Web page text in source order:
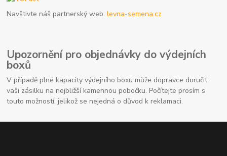
Navštivte náš partnerský web:levna-semena.cz
Upozornění pro objednávky do výdejních
boxů
V případě plné kapacity výdejního boxu může dopravce doručit
vaši zásilku na nejbližší kamennou pobočku. Počítejte prosím s
touto možností, jelikož se nejedná o důvod k reklamaci.